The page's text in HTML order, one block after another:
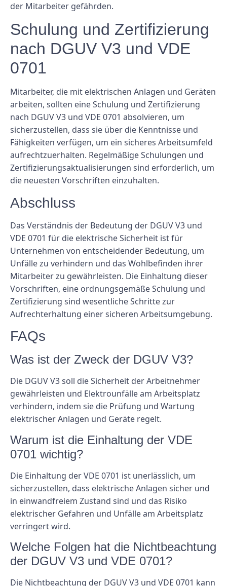
der Mitarbeiter gefährden.
Schulung und Zertifizierung
nach DGUV V3 und VDE
0701
Mitarbeiter, die mit elektrischen Anlagen und Geräten
arbeiten, sollten eine Schulung und Zertifizierung
nach DGUV V3 und VDE 0701 absolvieren, um
sicherzustellen, dass sie über die Kenntnisse und
Fähigkeiten verfügen, um ein sicheres Arbeitsumfeld
aufrechtzuerhalten. Regelmäßige Schulungen und
Zertifizierungsaktualisierungen sind erforderlich, um
die neuesten Vorschriften einzuhalten.
Abschluss
Das Verständnis der Bedeutung der DGUV V3 und
VDE 0701 für die elektrische Sicherheit ist für
Unternehmen von entscheidender Bedeutung, um
Unfälle zu verhindern und das Wohlbefinden ihrer
Mitarbeiter zu gewährleisten. Die Einhaltung dieser
Vorschriften, eine ordnungsgemäße Schulung und
Zertifizierung sind wesentliche Schritte zur
Aufrechterhaltung einer sicheren Arbeitsumgebung.
FAQs
Was ist der Zweck der DGUV V3?
Die DGUV V3 soll die Sicherheit der Arbeitnehmer
gewährleisten und Elektrounfälle am Arbeitsplatz
verhindern, indem sie die Prüfung und Wartung
elektrischer Anlagen und Geräte regelt.
Warum ist die Einhaltung der VDE
0701 wichtig?
Die Einhaltung der VDE 0701 ist unerlässlich, um
sicherzustellen, dass elektrische Anlagen sicher und
in einwandfreiem Zustand sind und das Risiko
elektrischer Gefahren und Unfälle am Arbeitsplatz
verringert wird.
Welche Folgen hat die Nichtbeachtung
der DGUV V3 und VDE 0701?
Die Nichtbeachtung der DGUV V3 und VDE 0701 kann